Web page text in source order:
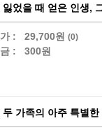
잃었을 때 얻은 인생,
: 29,700원 (0)
: 300원
두 가족의 아주 특별